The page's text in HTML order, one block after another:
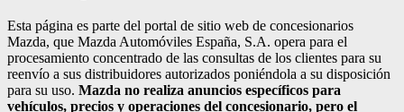
Esta página es parte del portal de sitio web de concesionarios
Mazda, que Mazda Automóviles España, S.A. opera para el
procesamiento concentrado de las consultas de los clientes para su
reenvío a sus distribuidores autorizados poniéndola a su disposición
para su uso. Mazda no realiza anuncios específicos para
vehículos, precios y operaciones del concesionario, pero el